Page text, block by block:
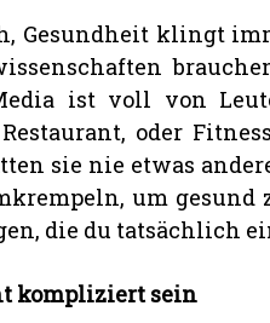
Gesundheit klingt
ist voll von
oder
sie nie etwas
um
die du tatsächlich
kompliziert sein